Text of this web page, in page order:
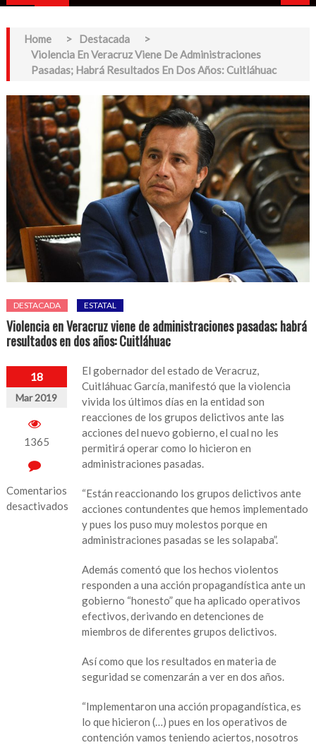
Home > Destacada
>
Violencia En Veracruz Viene De Administraciones
Pasadas; Habrá Resultados En Dos Años: Cuitláhuac
DESTACADA ESTATAL
Violencia en Veracruz viene de administraciones pasadas; habrá
resultados en dos años: Cuitláhuac
18
Mar 2019
1365
Comentarios
desactivados
administraciones
El gobernador del estado de Veracruz,
Cuitláhuac García, manifestó que la violencia
vivida los últimos días en la entidad son
reacciones de los grupos delictivos ante las
acciones del nuevo gobierno, el cual no les
permitirá operar como lo hicieron en
administraciones pasadas.
“Están reaccionando los grupos delictivos ante
acciones contundentes que hemos implementado
y pues los puso muy molestos porque en
administraciones pasadas se les solapaba”.
Además comentó que los hechos violentos
responden a una acción propagandística ante un
gobierno “honesto” que ha aplicado operativos
efectivos, derivando en detenciones de
miembros de diferentes grupos delictivos.
Así como que los resultados en materia de
seguridad se comenzarán a ver en dos años.
“Implementaron una acción propagandística, es
lo que hicieron (…) pues en los operativos de
contención vamos teniendo aciertos, nosotros